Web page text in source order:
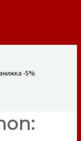
-5%